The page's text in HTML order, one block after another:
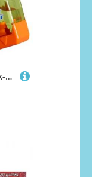
Nerf Super Soaker Mini Dunk-Fill Wasserblaster, klein & handlich (auch zum Mitnehmen) und einfach zu befüllen, Outdoorspielzeug für Jungen und Mädchen ab 6 Jahren